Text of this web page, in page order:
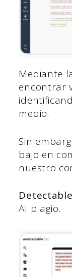
Mediante
encontrar
medio.
Sin
bajo en
nuestro
AI plagio.